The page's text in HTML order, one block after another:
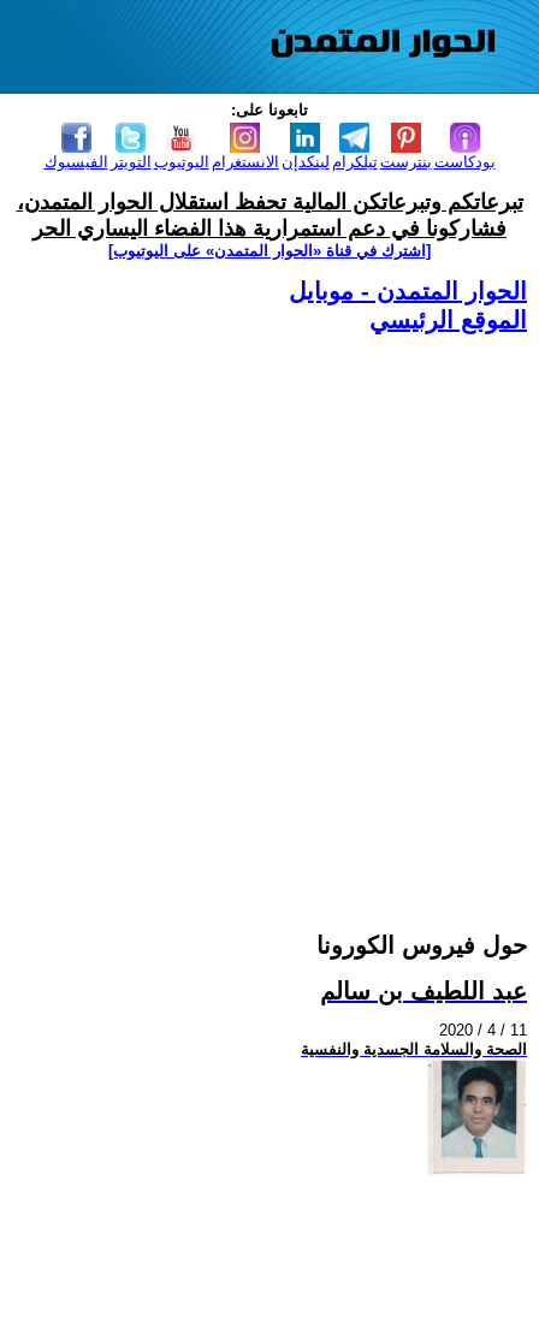
تابعونا على:
الفيسبوك التويتر اليوتيوب الانستغرام لينكدإن تيلكرامبنترست بودكاست
تبرعاتكم وتبرعاتكن المالية تحفظ استقلال الحوار المتمدن،
فشاركونا في دعم استمرارية هذا الفضاء اليساري الحر
[اشترك في قناة ‫«الحوار المتمدن» على اليوتيوب]
الحوار المتمدن - موبايل
الموقع الرئيسي
حول فيروس الكورونا
عبد اللطيف بن سالم
2020 / 4 / 11
الصحة والسلامة الجسدية والنفسية